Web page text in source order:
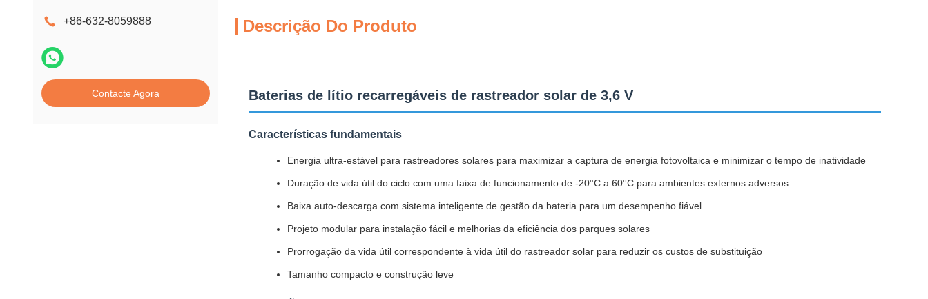
+86-632-8059888
Contacte Agora
Descrição Do Produto
Baterias de lítio recarregáveis de rastreador solar de 3,6 V
Características fundamentais
Energia ultra-estável para rastreadores solares para maximizar a captura de energia fotovoltaica e minimizar o tempo de inatividade
Duração de vida útil do ciclo com uma faixa de funcionamento de -20°C a 60°C para ambientes externos adversos
Baixa auto-descarga com sistema inteligente de gestão da bateria para um desempenho fiável
Projeto modular para instalação fácil e melhorias da eficiência dos parques solares
Prorrogação da vida útil correspondente à vida útil do rastreador solar para reduzir os custos de substituição
Tamanho compacto e construção leve